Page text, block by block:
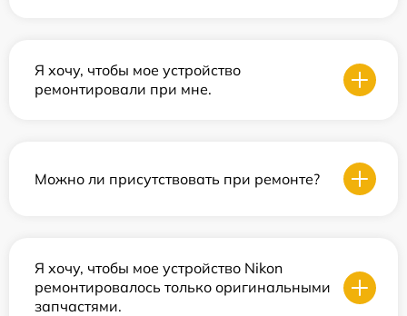
Я хочу, чтобы мое устройство
ремонтировали при мне.
Можно ли присутствовать при ремонте?
Я хочу, чтобы мое устройство Nikon
ремонтировалось только оригинальными
запчастями.